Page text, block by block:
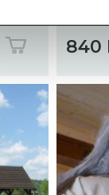
840